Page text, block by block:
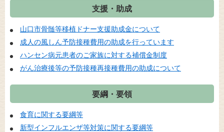
支援・助成
山口市骨髄等移植ドナー支援助成金について
成人の風しん予防接種費用の助成を行っています
ハンセン病元患者のご家族に対する補償金制度
がん治療後等の予防接種再接種費用の助成について
要綱・要領
食育に関する要綱等
新型インフルエンザ等対策に関する要綱等